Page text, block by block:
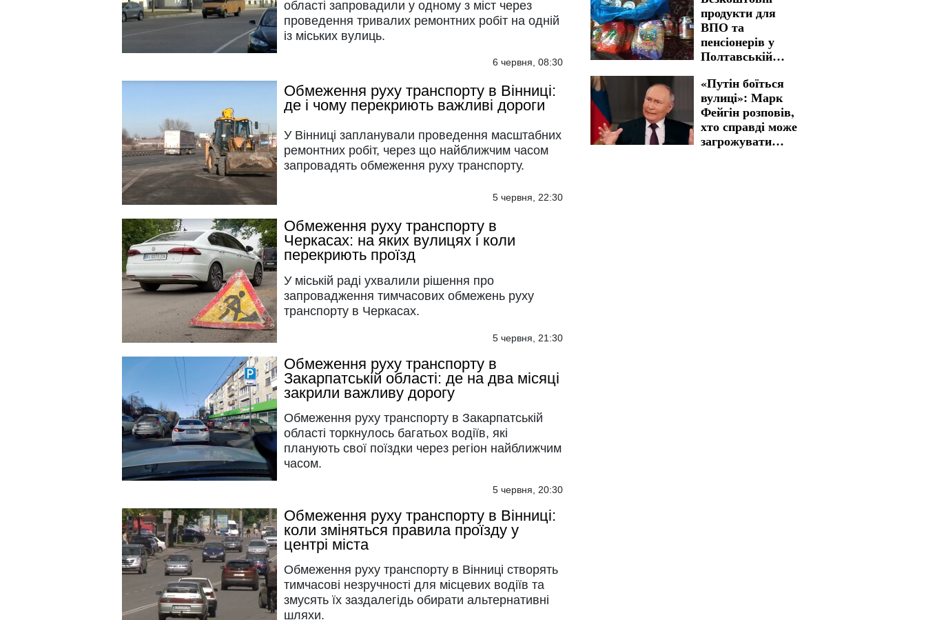
області запровадили у одному з міст через
проведення тривалих ремонтних робіт на одній
із міських вулиць.
6 червня, 08:30
Обмеження руху транспорту в Вінниці:
де і чому перекриють важливі дороги
У Вінниці запланували проведення масштабних
ремонтних робіт, через що найближчим часом
запровадять обмеження руху транспорту.
5 червня, 22:30
Обмеження руху транспорту в
Черкасах: на яких вулицях і коли
перекриють проїзд
У міській раді ухвалили рішення про
запровадження тимчасових обмежень руху
транспорту в Черкасах.
5 червня, 21:30
Обмеження руху транспорту в
Закарпатській області: де на два місяці
закрили важливу дорогу
Обмеження руху транспорту в Закарпатській
області торкнулось багатьох водіїв, які
планують свої поїздки через регіон найближчим
часом.
5 червня, 20:30
Обмеження руху транспорту в Вінниці:
коли зміняться правила проїзду у
центрі міста
Обмеження руху транспорту в Вінниці створять
тимчасові незручності для місцевих водіїв та
змусять їх заздалегідь обирати альтернативні
шляхи.
продукти для
ВПО та
пенсіонерів у
Полтавській
отримати бажану
допомогу
«Путін боїться
вулиці»: Марк
Фейгін розповів,
хто справді може
загрожувати